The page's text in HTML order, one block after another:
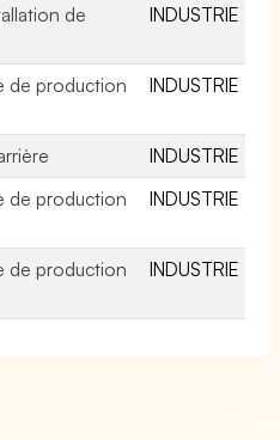
de
INDUSTRIE
de production
INDUSTRIE
INDUSTRIE
de production
INDUSTRIE
de production
INDUSTRIE